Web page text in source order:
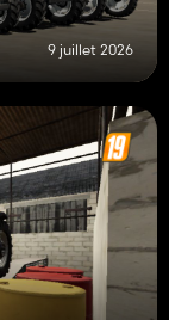
9 juillet 2026